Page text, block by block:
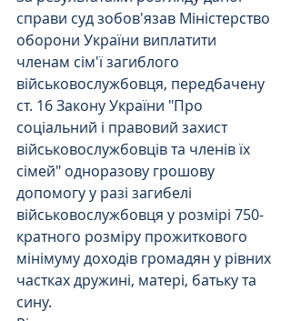
справи суд зобов'язав Міністерство
оборони України виплатити
членам сім'ї загиблого
військовослужбовця, передбачену
ст. 16 Закону України "Про
соціальний і правовий захист
військовослужбовців та членів їх
сімей" одноразову грошову
допомогу у разі загибелі
військовослужбовця у розмірі 750-
кратного розміру прожиткового
мінімуму доходів громадян у рівних
частках дружині, матері, батьку та
сину.